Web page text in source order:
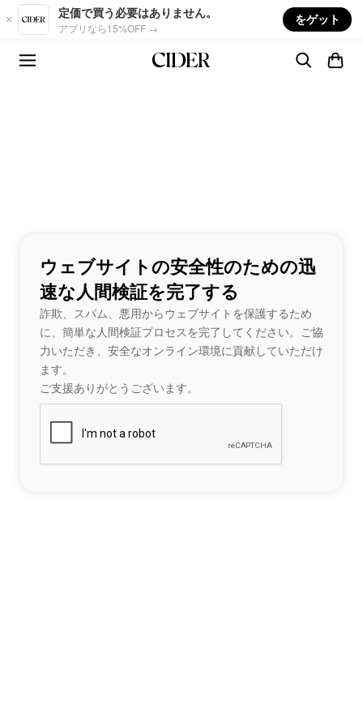
Skip to main content
定価で買う必要はありません。
アプリなら15%OFF →
をゲット
ウェブサイトの安全性のための迅
速な人間検証を完了する
詐欺、スパム、悪用からウェブサイトを保護するため
に、簡単な人間検証プロセスを完了してください。ご協
力いただき、安全なオンライン環境に貢献していただけ
ます。
ご支援ありがとうございます。